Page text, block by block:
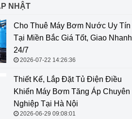
NHẬT
Cho Thuê Máy Bơm Nước Uy Tín
Tại Miền Bắc Giá Tốt, Giao Nhanh
24/7
2026-07-22 14:26:36
Thiết Kế, Lắp Đặt Tủ Điện Điều
Khiển Máy Bơm Tăng Áp Chuyên
Nghiệp Tại Hà Nội
2026-06-29 09:08:01